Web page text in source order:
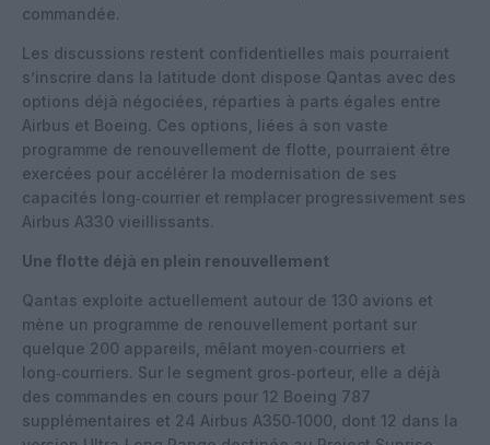
commandée.
Les discussions restent confidentielles mais pourraient
s’inscrire dans la latitude dont dispose Qantas avec des
options déjà négociées, réparties à parts égales entre
Airbus et Boeing. Ces options, liées à son vaste
programme de renouvellement de flotte, pourraient être
exercées pour accélérer la modernisation de ses
capacités long‑courrier et remplacer progressivement ses
Airbus A330 vieillissants.
Une flotte déjà en plein renouvellement
Qantas exploite actuellement autour de 130 avions et
mène un programme de renouvellement portant sur
quelque 200 appareils, mêlant moyen‑courriers et
long‑courriers. Sur le segment gros‑porteur, elle a déjà
des commandes en cours pour 12 Boeing 787
supplémentaires et 24 Airbus A350‑1000, dont 12 dans la